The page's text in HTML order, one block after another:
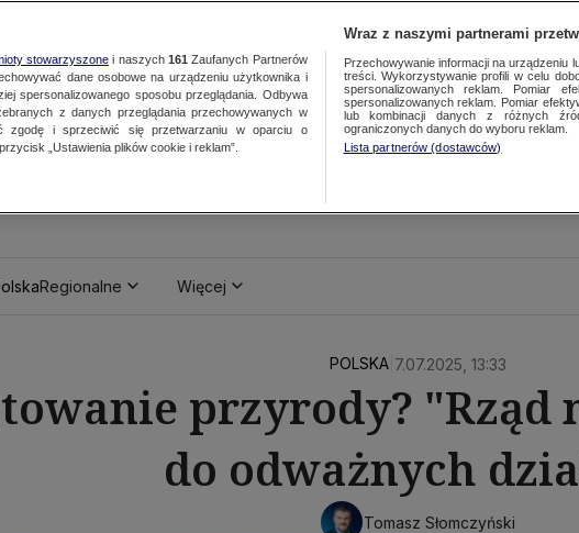
Regionalne Więcej
POLSKA| 7.07.2025, 13:33
przyrody? "Rząd
do odważnych
Tomasz Słomczyński
stowarzyszonei naszych 161 Zaufanych Partnerów
dane osobowe na urządzeniu użytkownika i
spersonalizowanego sposobu przeglądania. Odbywa
z danych przeglądania przechowywanych w
zgodę i sprzeciwić się przetwarzaniu w oparciu o
„Ustawienia plików cookie i reklam”.
Wraz z naszymi partnerami
Przechowywanie informacji na urządzeniu
treści. Wykorzystywanie profili w celu
spersonalizowanych reklam. Pomiar
spersonalizowanych reklam. Pomiar
lub kombinacji danych z różnych
ograniczonych danych do wyboru reklam.
Lista partnerów (dostawców)